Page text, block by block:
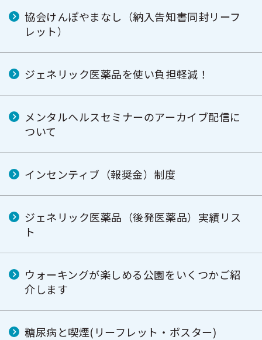
協会けんぽやまなし（納入告知書同封リーフ
レット）
ジェネリック医薬品を使い負担軽減！
メンタルヘルスセミナーのアーカイブ配信に
ついて
インセンティブ（報奨金）制度
ジェネリック医薬品（後発医薬品）実績リス
ト
ウォーキングが楽しめる公園をいくつかご紹
介します
糖尿病と喫煙(リーフレット・ポスター)